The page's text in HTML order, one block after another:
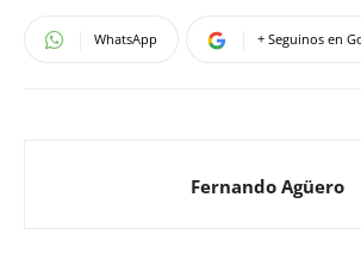
WhatsApp + Seguinos en
Fernando Agüero